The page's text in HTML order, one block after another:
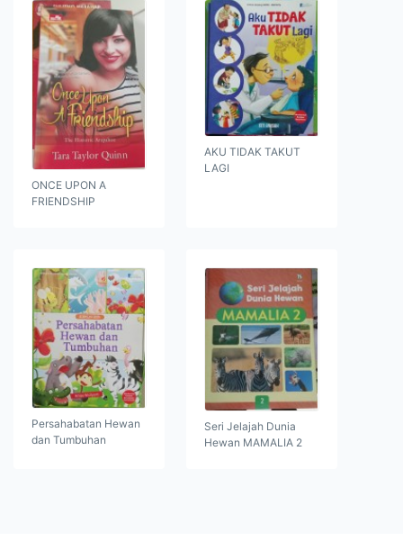
ONCE UPON A
FRIENDSHIP
AKU TIDAK TAKUT
LAGI
Persahabatan Hewan
dan Tumbuhan
Seri Jelajah Dunia
Hewan MAMALIA 2